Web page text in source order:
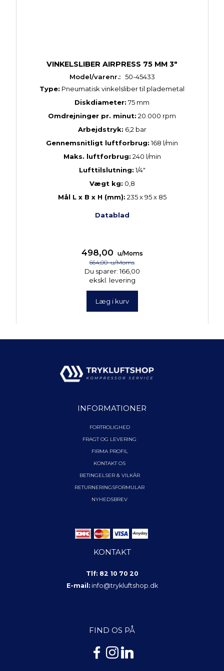
VINKELSLIBER AIRPRESS 75 MM 3"
Model/varenr.: 50-45433
Type: Pneumatisk vinkelsliber til plademetal
Diskdiameter: 75 mm
Omdrejninger pr. minut: 20.000 rpm
Arbejdstryk: 6,2 bar
Gennemsnitligt luftforbrug:168 l/min
Maks. luftforbrug: 240 l/min
Lufttilslutning:1/4"
Vægt kg: 0,8
Mål L x B x H (mm): 235 x 95 x 85
Datablad
498,00
u/Moms
664,00u/Moms
Du sparer:166,00
ekskl. levering
Læg i kurv
INFORMATIONER
FORTROLIGHED
FRAGT OG LEVERING
FIRMA PROFIL
KONTAKT OS
BETINGELSER & VILKÅR
RETURNERINGSFORMULAR
NYHEDSBREV
KONTAKT
Tlf: 82 10 70 20
E-mail: info@trykluftshop.dk
FIND OS PÅ